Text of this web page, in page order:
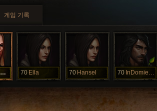
게임 기록
CherryBelle 70 Ella 70 Hansel 70 InDomiekriuk